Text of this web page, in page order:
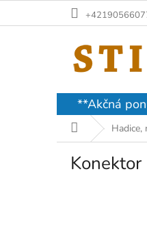
**Akčná
DomovHadice,